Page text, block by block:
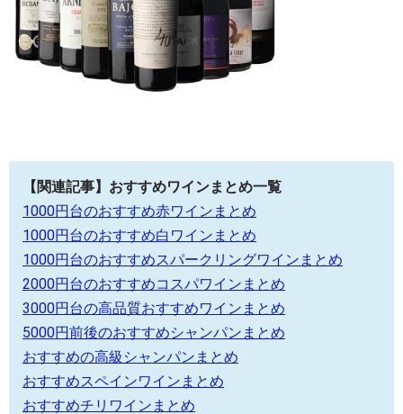
【関連記事】おすすめワインまとめ一覧
1000円台のおすすめ赤ワインまとめ
1000円台のおすすめ白ワインまとめ
1000円台のおすすめスパークリングワインまとめ
2000円台のおすすめコスパワインまとめ
3000円台の高品質おすすめワインまとめ
5000円前後のおすすめシャンパンまとめ
おすすめの高級シャンパンまとめ
おすすめスペインワインまとめ
おすすめチリワインまとめ